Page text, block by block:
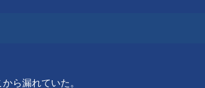
ら漏れていた。